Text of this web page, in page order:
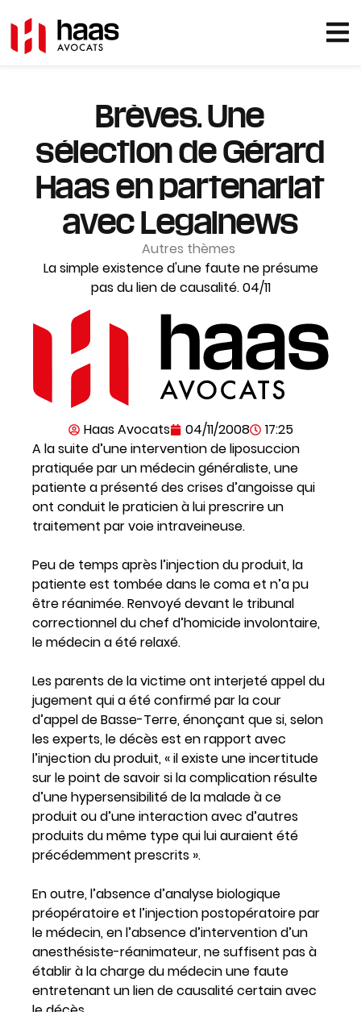
Brèves. Une
sélection de Gérard
Haas en partenariat
avec Legalnews
Autres thèmes
La simple existence d'une faute ne présume
pas du lien de causalité. 04/11
Haas Avocats 04/11/2008
17:25
A la suite d’une intervention de liposuccion
pratiquée par un médecin généraliste, une
patiente a présenté des crises d’angoisse qui
ont conduit le praticien à lui prescrire un
traitement par voie intraveineuse.
Peu de temps après l’injection du produit, la
patiente est tombée dans le coma et n’a pu
être réanimée. Renvoyé devant le tribunal
correctionnel du chef d’homicide involontaire,
le médecin a été relaxé.
Les parents de la victime ont interjeté appel du
jugement qui a été confirmé par la cour
d’appel de Basse-Terre, énonçant que si, selon
les experts, le décès est en rapport avec
l’injection du produit, « il existe une incertitude
sur le point de savoir si la complication résulte
d’une hypersensibilité de la malade à ce
produit ou d’une interaction avec d’autres
produits du même type qui lui auraient été
précédemment prescrits ».
En outre, l’absence d’analyse biologique
préopératoire et l’injection postopératoire par
le médecin, en l’absence d’intervention d’un
anesthésiste-réanimateur, ne suffisent pas à
établir à la charge du médecin une faute
entretenant un lien de causalité certain avec